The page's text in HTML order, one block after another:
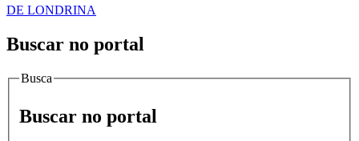
DE LONDRINA
Buscar no portal
Busca
Buscar no portal